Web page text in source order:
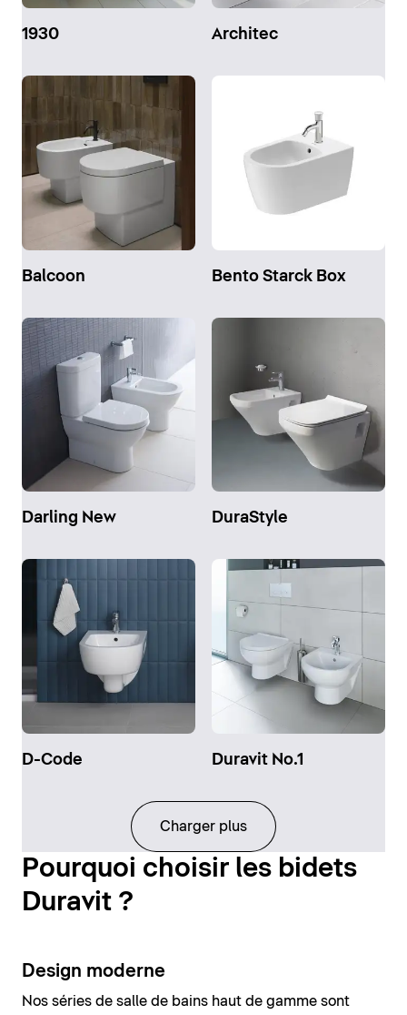
1930 Architec
Balcoon Bento Starck Box
Darling New DuraStyle
D-Code Duravit No.1
Charger plus
Pourquoi choisir les bidets
Duravit ?
Design moderne
Nos séries de salle de bains haut de gamme sont